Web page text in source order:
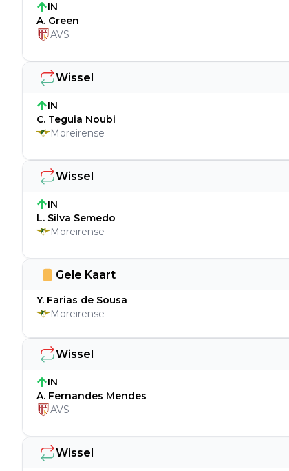
Wissel
Wissel
IN
A. Fernandes Mendes
AVS
Gele Kaart
Y. Farias de Sousa
Moreirense
Wissel
IN
L. Silva Semedo
Moreirense
Wissel
IN
C. Teguia Noubi
Moreirense
IN
A. Green
AVS